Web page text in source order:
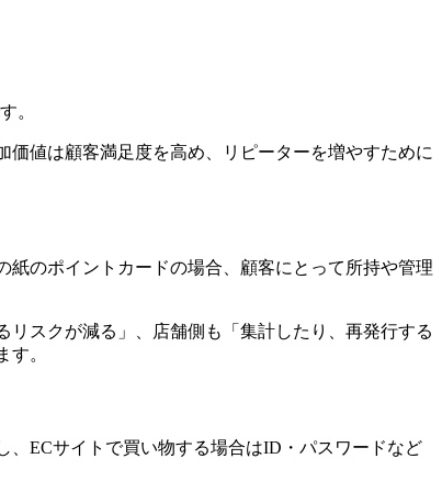
。
値は顧客満足度を高め、リピーターを増やすために
のポイントカードの場合、顧客にとって所持や管理
スクが減る」、店舗側も「集計したり、再発行する
。
ECサイトで買い物する場合はID・パスワードなど